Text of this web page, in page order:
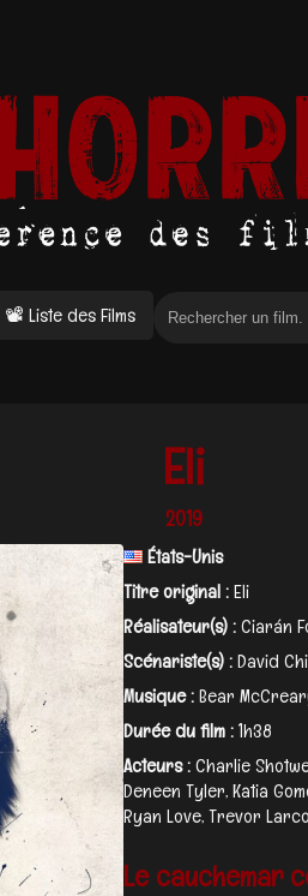
📽 Liste des Films
Eli
2019
États-Unis
Titre original :Eli
Réalisateur(s) :Ciarán
Scénariste(s) :David
Musique :Bear
Durée du film :1h38
Acteurs :Charlie
Deneen Tyler, Katia
Ryan Love, Trevor
Le cauchemar